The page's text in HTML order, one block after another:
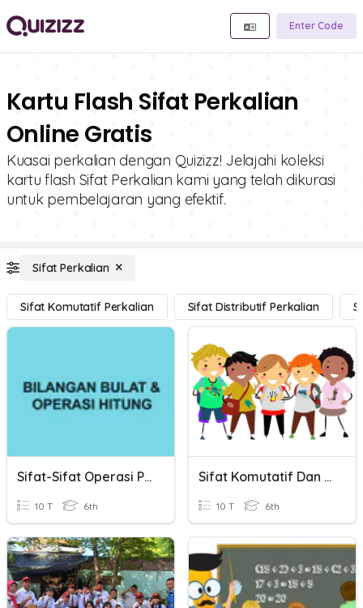
Enter Code
Kartu Flash Sifat Perkalian
Online Gratis
Kuasai perkalian dengan Quizizz! Jelajahi koleksi
kartu flash Sifat Perkalian kami yang telah dikurasi
untuk pembelajaran yang efektif.
Sifat Perkalian
Sifat Komutatif Perkalian Sifat Distributif Perkalian
Sifat-Sifat Operasi Perkalian Dan Pembagian Bilangan Bulat
10 T 6th
Sifat Komutatif Dan Sifat Asosiatif
10 T 6th